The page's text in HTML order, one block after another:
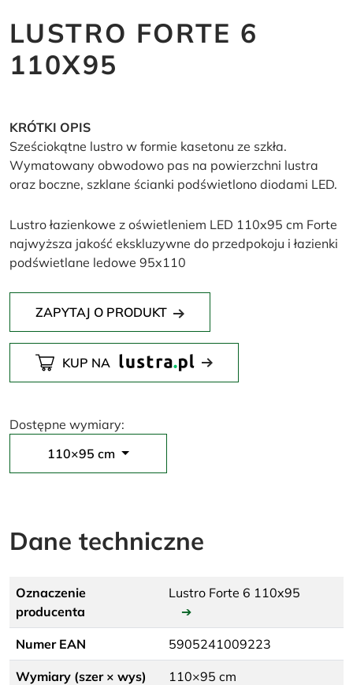
LUSTRO FORTE 6
110X95
KRÓTKI OPIS
Sześciokątne lustro w formie kasetonu ze szkła.
Wymatowany obwodowo pas na powierzchni lustra
oraz boczne, szklane ścianki podświetlono diodami LED.
Lustro łazienkowe z oświetleniem LED 110x95 cm Forte
najwyższa jakość ekskluzywne do przedpokoju i łazienki
podświetlane ledowe 95x110
ZAPYTAJ O PRODUKT
KUP NA
Dostępne wymiary:
110×95 cm
Dane techniczne
Oznaczenie
producenta
Lustro Forte 6 110x95
➔
Numer EAN 5905241009223
Wymiary (szer × wys) 110×95 cm